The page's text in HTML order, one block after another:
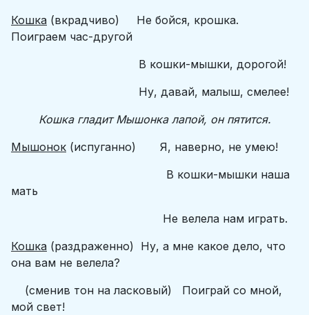
Кошка (вкрадчиво) Не бойся, крошка.
Поиграем час-другой
В кошки-мышки, дорогой!
Ну, давай, малыш, смелее!
Кошка гладит Мышонка лапой, он пятится.
Мышонок (испуганно) Я, наверно, не умею!
В кошки-мышки наша
мать
Не велела нам играть.
Кошка (раздраженно) Ну, а мне какое дело, что
она вам не велела?
(сменив тон на ласковый) Поиграй со мной,
мой свет!